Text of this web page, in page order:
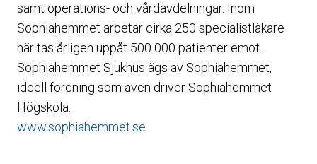
samt operations- och vårdavdelningar. Inom
Sophiahemmet arbetar cirka 250 specialistläkare
här tas årligen uppåt 500 000 patienter emot.
Sophiahemmet Sjukhus ägs av Sophiahemmet,
ideell förening som även driver Sophiahemmet
Högskola.
www.sophiahemmet.se